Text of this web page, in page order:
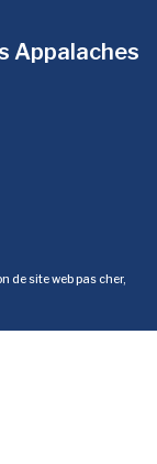
Appalaches
de site web pas cher,